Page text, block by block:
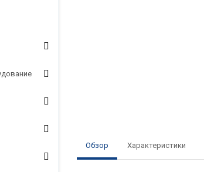
Обзор Характеристики